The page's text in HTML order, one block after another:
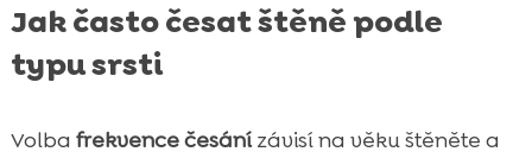
Jak často česat štěně podle
typu srsti
Volba frekvence česánízávisí na věku štěněte a